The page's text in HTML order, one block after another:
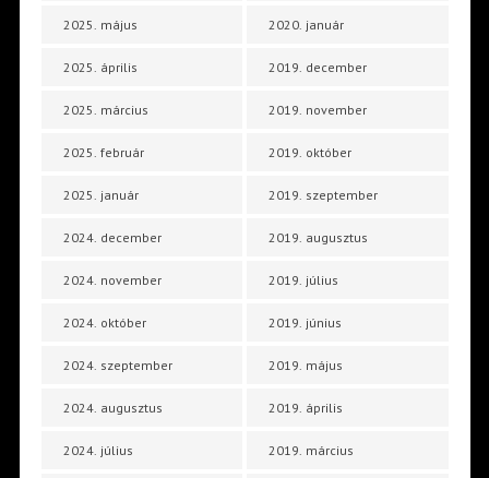
2025. május
2025. április
2025. március
2025. február
2025. január
2024. december
2024. november
2024. október
2024. szeptember
2024. augusztus
2024. július
2020. január
2019. december
2019. november
2019. október
2019. szeptember
2019. augusztus
2019. július
2019. június
2019. május
2019. április
2019. március